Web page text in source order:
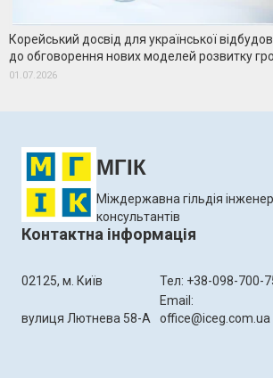
Корейський досвід для української
до обговорення нових моделей розвитку
01.07.2026
МГІК
Міждержавна гільдія
консультантів
Контактна інформація
02125, м. Київ
вулиця Лютнева 58-А
Тел: +38-098-700-
Email:
office@iceg.com.ua